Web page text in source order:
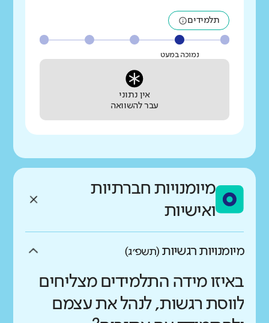
תלמידים
נמוכה במעט
אין נתוני
עבר להשוואה
מיומנויות חברתיות
ואישיות
מיומנויות רגשיות (תשפ״ג)
באיזו מידה התלמידים מצליחים
לווסת רגשות, לנהל את עצמם